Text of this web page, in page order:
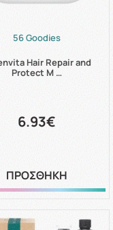
56 Goodies
Hair Repair and
Protect M …
6.93€
ΠΡΟΣΘΗΚΗ